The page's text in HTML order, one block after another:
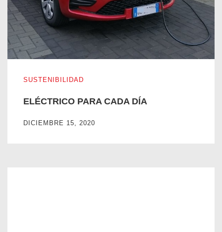
SUSTENIBILIDAD
ELÉCTRICO PARA CADA DÍA
DICIEMBRE 15, 2020